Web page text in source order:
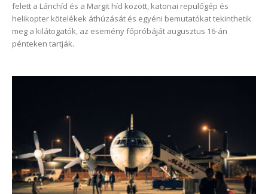
felett a Lánchíd és a Margit híd között, katonai repülőgép és
helikopter kötelékek áthúzását és egyéni bemutatókat tekinthetik
meg a kilátogatók, az esemény főpróbáját augusztus 16-án
pénteken tartják.